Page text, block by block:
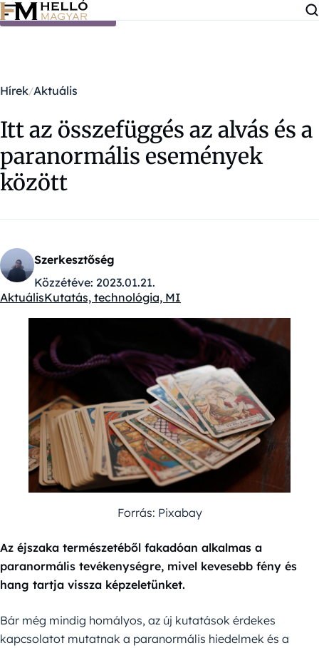
Ugrás a tartalomra
Hírek Aktuális
Itt az összefüggés az alvás és a
paranormális események
között
Szerkesztőség
Közzétéve: 2023.01.21.
Kategóriák:
AktuálisKutatás, technológia, MI
Forrás: Pixabay
Az éjszaka természetéből fakadóan alkalmas a
paranormális tevékenységre, mivel kevesebb fény és
hang tartja vissza képzeletünket.
Bár még mindig homályos, az új kutatások érdekes
kapcsolatot mutatnak a paranormális hiedelmek és a